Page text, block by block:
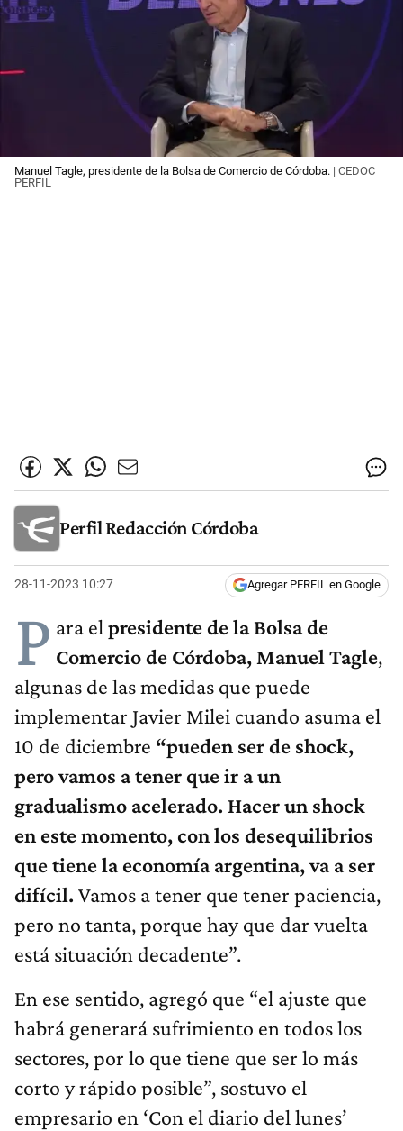
Manuel Tagle, presidente de la Bolsa de Comercio de Córdoba. | CEDOC
PERFIL
Perfil Redacción Córdoba
28-11-2023 10:27 Agregar PERFIL en Google
P ara el presidente de la Bolsa de
Comercio de Córdoba, Manuel Tagle,
algunas de las medidas que puede
implementar Javier Milei cuando asuma el
10 de diciembre “pueden ser de shock,
pero vamos a tener que ir a un
gradualismo acelerado. Hacer un shock
en este momento, con los desequilibrios
que tiene la economía argentina, va a ser
difícil. Vamos a tener que tener paciencia,
pero no tanta, porque hay que dar vuelta
está situación decadente”.
En ese sentido, agregó que “el ajuste que
habrá generará sufrimiento en todos los
sectores, por lo que tiene que ser lo más
corto y rápido posible”, sostuvo el
empresario en ‘Con el diario del lunes’